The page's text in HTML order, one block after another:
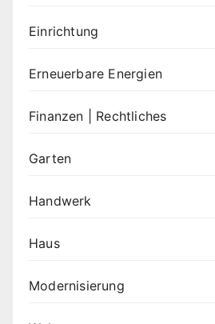
Einrichtung
Erneuerbare Energien
Finanzen | Rechtliches
Garten
Handwerk
Haus
Modernisierung